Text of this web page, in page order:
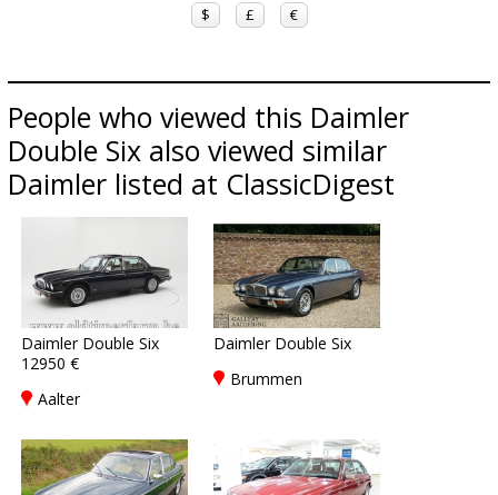
$ £ €
People who viewed this Daimler
Double Six also viewed similar
Daimler listed at ClassicDigest
Daimler Double Six
12950 €
Aalter
Daimler Double Six
Brummen